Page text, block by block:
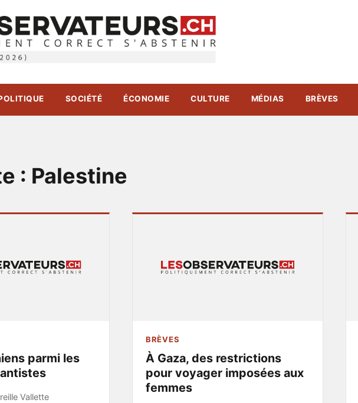
SOCIÉTÉ ÉCONOMIE CULTURE MÉDIAS BRÈVES
: Palestine
parmi les
Vallette
BRÈVES
À Gaza, des restrictions
pour voyager imposées aux
femmes